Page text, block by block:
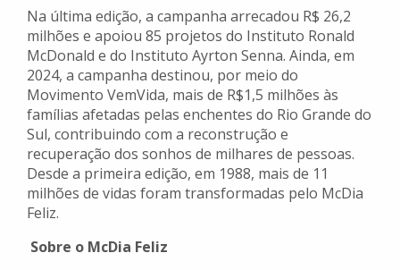
Na última edição, a campanha arrecadou R$ 26,2
milhões e apoiou 85 projetos do Instituto Ronald
McDonald e do Instituto Ayrton Senna. Ainda, em
2024, a campanha destinou, por meio do
Movimento VemVida, mais de R$1,5 milhões às
famílias afetadas pelas enchentes do Rio Grande do
Sul, contribuindo com a reconstrução e
recuperação dos sonhos de milhares de pessoas.
Desde a primeira edição, em 1988, mais de 11
milhões de vidas foram transformadas pelo McDia
Feliz.
Sobre o McDia Feliz